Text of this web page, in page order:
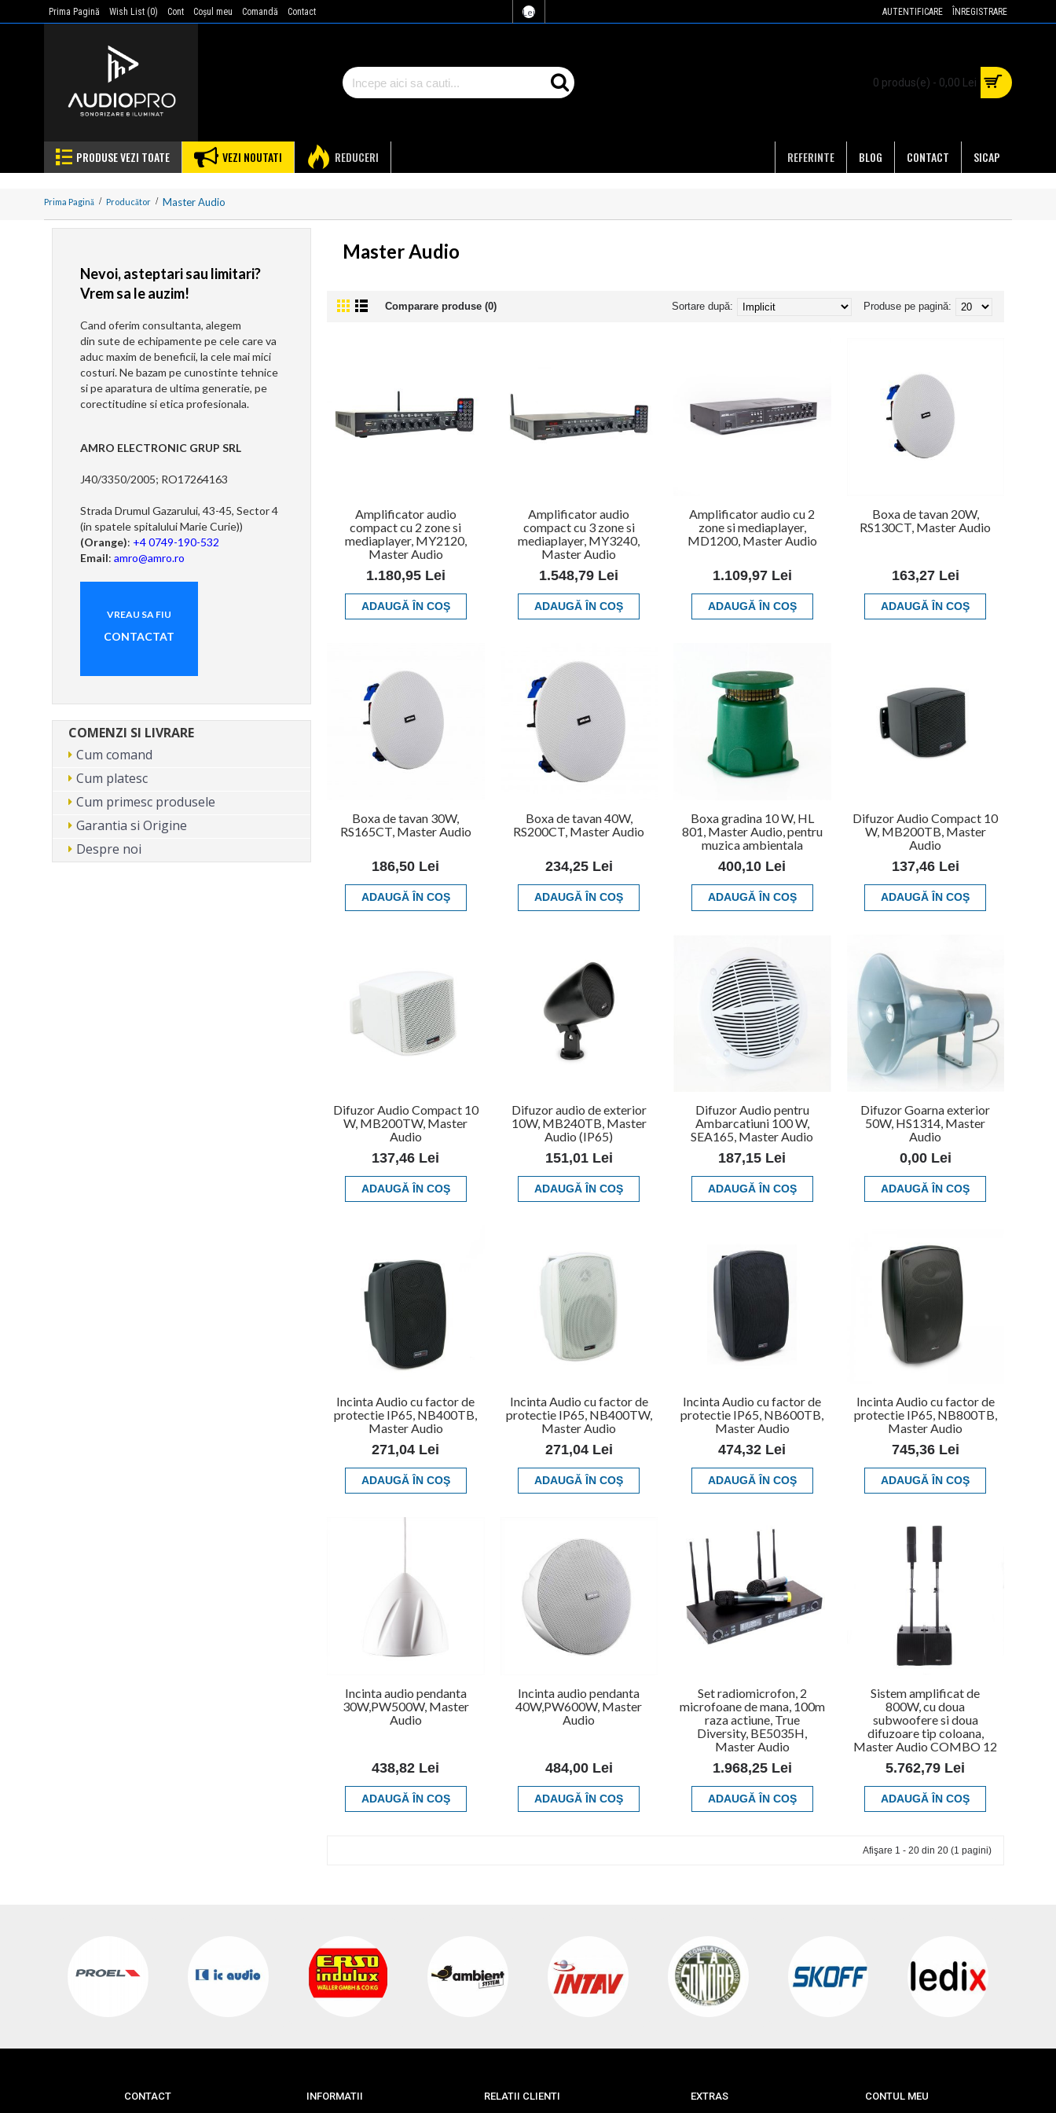
Prima Pagină Wish List (0) Cont Coşul meu Comandă Contact Lei AUTENTIFICARE ÎNREGISTRARE
0 produs(e) - 0,00 Lei
PRODUSE VEZI TOATE VEZI NOUTATI REDUCERI SICAP
CONTACT
BLOG
REFERINTE
Prima Pagină Producător Master Audio
Nevoi, asteptari sau limitari?
Vrem sa le auzim!
Cand oferim consultanta, alegem
din sute de echipamente pe cele care va
aduc maxim de beneficii, la cele mai mici
costuri. Ne bazam pe cunostinte tehnice
si pe aparatura de ultima generatie, pe
corectitudine si etica profesionala.
AMRO ELECTRONIC GRUP SRL
J40/3350/2005; RO17264163
Strada Drumul Gazarului, 43-45, Sector 4
(in spatele spitalului Marie Curie))
(Orange): +4 0749-190-532
Email: amro@amro.ro
VREAU SA FIU
CONTACTAT
COMENZI SI LIVRARE
Cum comand
Cum platesc
Cum primesc produsele
Garantia si Origine
Despre noi
Master Audio
Comparare produse (0) Produse pe pagină:
Sortare după:
Amplificator audio
compact cu 2 zone si
mediaplayer, MY2120,
Master Audio
1.180,95 Lei
ADAUGĂ ÎN COŞ
Amplificator audio
compact cu 3 zone si
mediaplayer, MY3240,
Master Audio
1.548,79 Lei
ADAUGĂ ÎN COŞ
Amplificator audio cu 2
zone si mediaplayer,
MD1200, Master Audio
1.109,97 Lei
ADAUGĂ ÎN COŞ
Boxa de tavan 20W,
RS130CT, Master Audio
163,27 Lei
ADAUGĂ ÎN COŞ
Boxa de tavan 30W,
RS165CT, Master Audio
186,50 Lei
ADAUGĂ ÎN COŞ
Boxa de tavan 40W,
RS200CT, Master Audio
234,25 Lei
ADAUGĂ ÎN COŞ
Boxa gradina 10 W, HL
801, Master Audio, pentru
muzica ambientala
400,10 Lei
ADAUGĂ ÎN COŞ
Difuzor Audio Compact 10
W, MB200TB, Master
Audio
137,46 Lei
ADAUGĂ ÎN COŞ
Difuzor Audio Compact 10
W, MB200TW, Master
Audio
137,46 Lei
ADAUGĂ ÎN COŞ
Difuzor audio de exterior
10W, MB240TB, Master
Audio (IP65)
151,01 Lei
ADAUGĂ ÎN COŞ
Difuzor Audio pentru
Ambarcatiuni 100 W,
SEA165, Master Audio
187,15 Lei
ADAUGĂ ÎN COŞ
Difuzor Goarna exterior
50W, HS1314, Master
Audio
0,00 Lei
ADAUGĂ ÎN COŞ
Incinta Audio cu factor de
protectie IP65, NB400TB,
Master Audio
271,04 Lei
ADAUGĂ ÎN COŞ
Incinta Audio cu factor de
protectie IP65, NB400TW,
Master Audio
271,04 Lei
ADAUGĂ ÎN COŞ
Incinta Audio cu factor de
protectie IP65, NB600TB,
Master Audio
474,32 Lei
ADAUGĂ ÎN COŞ
Incinta Audio cu factor de
protectie IP65, NB800TB,
Master Audio
745,36 Lei
ADAUGĂ ÎN COŞ
Incinta audio pendanta
30W,PW500W, Master
Audio
438,82 Lei
ADAUGĂ ÎN COŞ
Incinta audio pendanta
40W,PW600W, Master
Audio
484,00 Lei
ADAUGĂ ÎN COŞ
Set radiomicrofon, 2
microfoane de mana, 100m
raza actiune, True
Diversity, BE5035H,
Master Audio
1.968,25 Lei
ADAUGĂ ÎN COŞ
Sistem amplificat de
800W, cu doua
subwoofere si doua
difuzoare tip coloana,
Master Audio COMBO 12
5.762,79 Lei
ADAUGĂ ÎN COŞ
Afişare 1 - 20 din 20 (1 pagini)
CONTACT INFORMATII RELATII CLIENTI EXTRAS CONTUL MEU